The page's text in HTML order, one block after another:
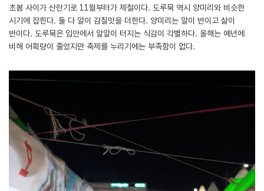
초봄 사이가 산란기로 11월부터가 제철이다. 도루묵 역시 양미리와 비슷한
시기에 잡힌다. 둘 다 알이 감칠맛을 더한다. 양미리는 알이 반이고 살이
반이다. 도루묵은 입안에서 알알이 터지는 식감이 각별하다. 올해는 예년에
비해 어획량이 줄었지만 축제를 누리기에는 부족함이 없다.